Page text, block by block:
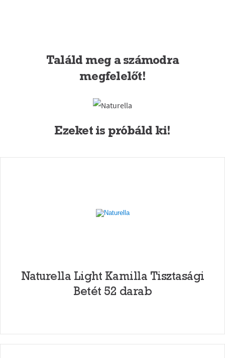
Találd meg a számodra
megfelelőt!
Ezeket is próbáld ki!
Naturella Light Kamilla Tisztasági
Betét 52 darab